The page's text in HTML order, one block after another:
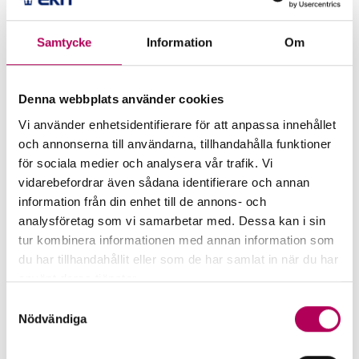
Samtycke Information Om
Denna webbplats använder cookies
Vi använder enhetsidentifierare för att anpassa innehållet
och annonserna till användarna, tillhandahålla funktioner
för sociala medier och analysera vår trafik. Vi
vidarebefordrar även sådana identifierare och annan
information från din enhet till de annons- och
analysföretag som vi samarbetar med. Dessa kan i sin
tur kombinera informationen med annan information som
du har tillhandahållit eller som de har samlat in när du har
använt deras tjänster.
personuppgifter.
Nödvändiga
bankerna, som tvingas säga nej. För att hjälpa
bankerna att stötta unga tillväxtbolag har vi på
risk. På så sätt kan bankerna säga ja till bolagen
krediter, så att de har råd att växa, sägerCarl-
Johan Karlsson, affärsområdeschef SME och
Midcorp på EKN.
Om bolagen, likt Innoscentia, har en produkt eller
tjänst som bidrar till klimatomställningen finns
ytterligare sätt som EKN kan hjälpa svenska
Dels finns den gröna exportkreditgarantin som
täcker upp till 100 procent av bankens risk vid